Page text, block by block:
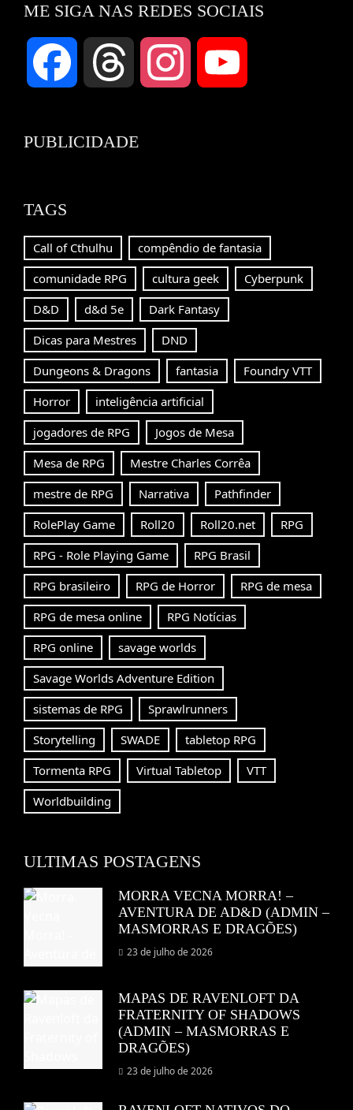
ME SIGA NAS REDES SOCIAIS
Facebook Threads Instagram
PUBLICIDADE
TAGS
Call of Cthulhu
compêndio de fantasia
comunidade RPG
cultura geek
Cyberpunk
D&D
d&d 5e
Dark Fantasy
Dicas para Mestres
DND
Dungeons & Dragons
fantasia
Foundry VTT
Horror
inteligência artificial
jogadores de RPG
Jogos de Mesa
Mesa de RPG
Mestre Charles Corrêa
mestre de RPG
Narrativa
Pathfinder
RolePlay Game
Roll20 Roll20.net
RPG
RPG - Role Playing Game
RPG Brasil
RPG brasileiro
RPG de Horror
RPG de mesa
RPG de mesa online
RPG Notícias
RPG online
savage worlds
Savage Worlds Adventure Edition
sistemas de RPG
Sprawlrunners
Storytelling
SWADE
tabletop RPG
Tormenta RPG
Virtual Tabletop
VTT
Worldbuilding
ULTIMAS POSTAGENS
MORRA VECNA MORRA! –
AVENTURA DE AD&D (ADMIN –
MASMORRAS E DRAGÕES)
23 de julho de 2026
MAPAS DE RAVENLOFT DA
FRATERNITY OF SHADOWS
(ADMIN – MASMORRAS E
DRAGÕES)
23 de julho de 2026